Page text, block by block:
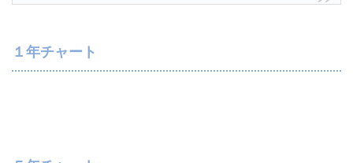
１年チャート